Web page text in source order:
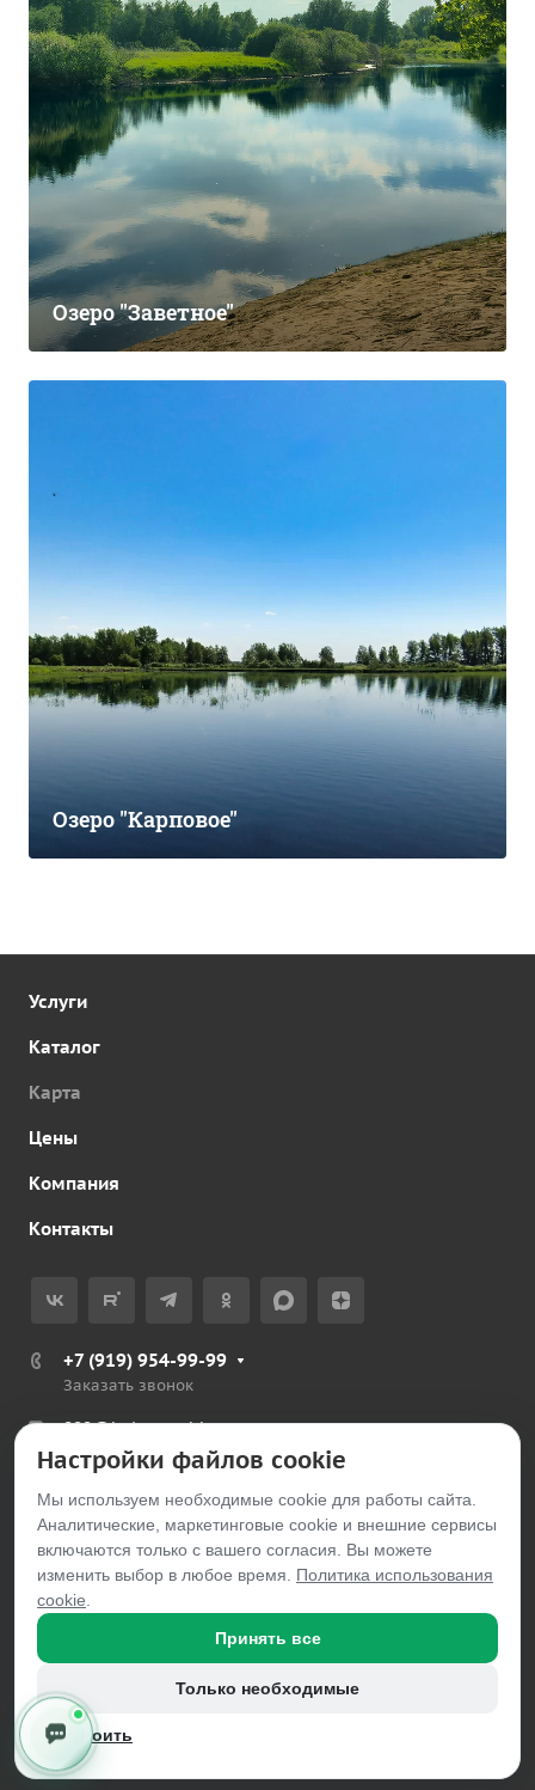
Озеро "Заветное"
Озеро "Карповое"
Услуги
Каталог
Карта
Цены
Компания
Контакты
+7 (919) 954-99-99
Заказать звонок
999@belayarechka.ru
Тюменская обл., Ялуторовский р-н, с. Петелино
© 2026 belayarechka.ru
Политика обработки персональных данных
Согласие на обработку персональных данных
Политика использования файлов cookie
Настройки cookie
Настройки файлов cookie
Мы используем необходимые cookie для работы сайта.
Аналитические, маркетинговые cookie и внешние сервисы
включаются только с вашего согласия. Вы можете
изменить выбор в любое время. Политика использования
cookie
Принять все
Только необходимые
Настроить